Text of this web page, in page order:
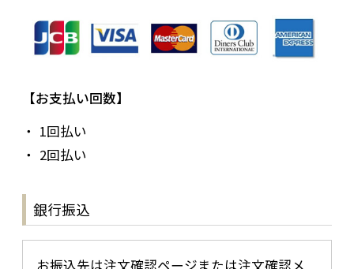
お支払い回数
1回払い
2回払い
銀行振込
お振込先は注文確認ページまたは注文確認メ